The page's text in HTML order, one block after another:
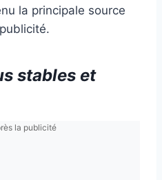
la principale source
stables et
la publicité